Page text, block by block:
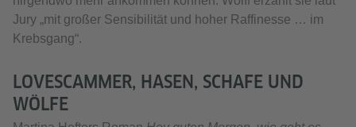
Jury „mit großer Sensibilität und hoher Raffinesse … im
Krebsgang“.
LOVESCAMMER, HASEN, SCHAFE UND
WÖLFE